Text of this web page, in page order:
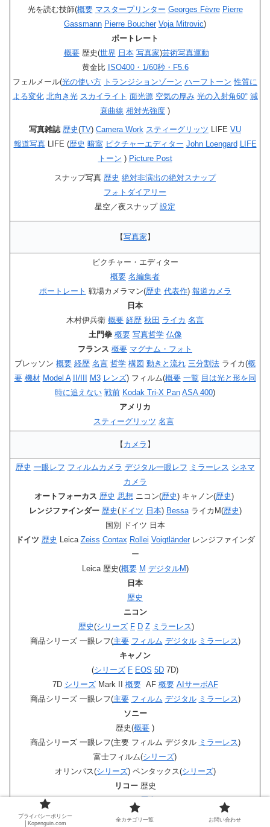
光を読む技師(概要 マスタープリンター Georges Fèvre Pierre
Gassmann Pierre Boucher Voja Mitrovic)
ポートレート
概要歴史(世界 日本 写真家)芸術写真運動
黄金比 ISO400・1/60秒・F5.6
フェルメール(光の使い方 トランジションゾーン ハーフトーン 性質に
よる変化 北向き光 スカイライト 面光源 空気の厚み 光の入射角60° 減
衰曲線 相対光強度 )
写真雑誌 歴史(TV) Camera Work スティーグリッツ LIFE VU
報道写真LIFE (歴史 暗室 ピクチャーエディター John Loengard LIFE
トーン ) Picture Post
スナップ写真 歴史 絶対非演出の絶対スナップ
フォトダイアリー
星空／夜スナップ 設定
【写真家 】
ピクチャー・エディター
概要 名編集者
ポートレート 戦場カメラマン(歴史 代表作) 報道カメラ
日本
木村伊兵衛 概要 経歴 秋田 ライカ 名言
土門拳 概要 写真哲学 仏像
フランス 概要 マグナム・フォト
ブレッソン 概要 経歴 名言 哲学 構図 動きと流れ 三分割法 ライカ(概
要 機材 Model A II/III M3 レンズ) フィルム(概要 一覧 目は光と形を同
時に追えない 戦前 Kodak Tri-X Pan ASA 400)
アメリカ
スティーグリッツ 名言
【 カメラ 】
歴史 一眼レフ フィルムカメラ デジタル一眼レフ ミラーレス シネマ
カメラ
オートフォーカス 歴史 思想 ニコン(歴史) キャノン(歴史)
レンジファインダー 歴史(ドイツ 日本) BessaライカM(歴史)
国別 ドイツ 日本
ドイツ 歴史 Leica Zeiss Contax Rollei Voigtländerレンジファインダ
ー
Leica 歴史(概要 M デジタルM)
日本
歴史
ニコン
歴史(シリーズ F D Z ミラーレス)
商品シリーズ 一眼レフ(主要 フィルム デジタル ミラーレス)
キャノン
(シリーズ F EOS 5D 7D)
7D シリーズMark II 概要AF 概要 AIサーボAF
商品シリーズ 一眼レフ(主要 フィルム デジタル ミラーレス)
ソニー
歴史(概要 )
商品シリーズ 一眼レフ(主要 フィルム デジタル ミラーレス)
富士フィルム(シリーズ)
オリンパス(シリーズ) ペンタックス(シリーズ)
リコー歴史
コシナ
レンジファインダー
プライバシーポリシー
│Kopenguin.com
全カテゴリ一覧 お問い合わせ